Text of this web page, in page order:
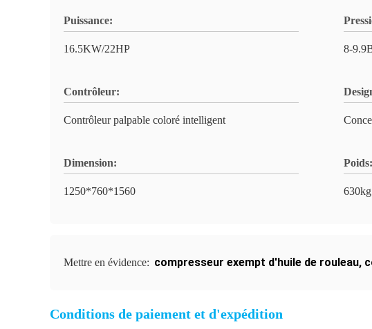
Puissance:
16.5KW/22HP 8-
Contrôleur:
Contrôleur palpable coloré intelligent
Dimension:
1250*760*1560
Poids:
630kg
Mettre en évidence: compresseur exempt d'huile de rouleau,
Conditions de paiement et d'expédition